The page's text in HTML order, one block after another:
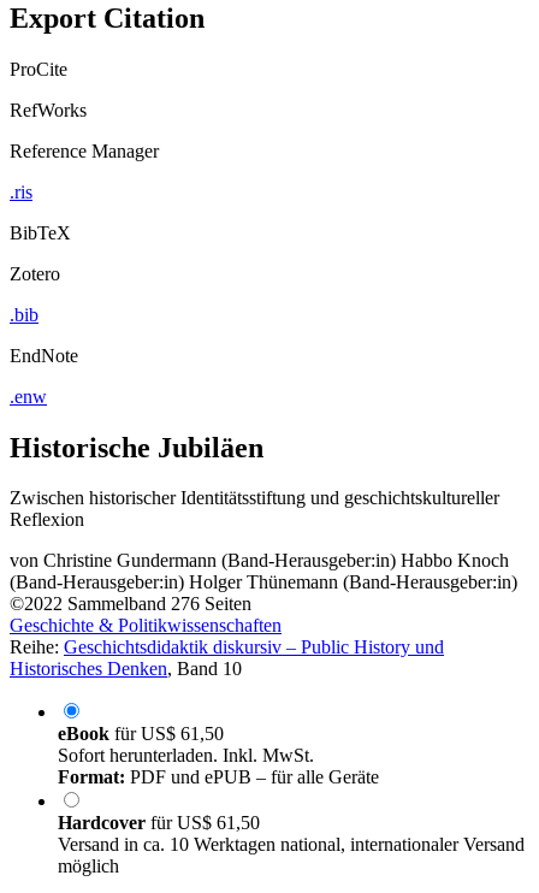
Export Citation
ProCite
RefWorks
Reference Manager
.ris
BibTeX
Zotero
.bib
EndNote
.enw
Historische Jubiläen
Zwischen historischer Identitätsstiftung und geschichtskultureller
Reflexion
von Christine Gundermann (Band-Herausgeber:in) Habbo Knoch
(Band-Herausgeber:in) Holger Thünemann (Band-Herausgeber:in)
©2022 Sammelband 276 Seiten
Geschichte & Politikwissenschaften
Reihe: Geschichtsdidaktik diskursiv – Public History und
Historisches Denken, Band 10
eBook fürUS$ 61,50
Sofort herunterladen. Inkl. MwSt.
Format: PDF und ePUB – für alle Geräte
Hardcover fürUS$ 61,50
Versand in ca. 10 Werktagen national, internationaler Versand
möglich